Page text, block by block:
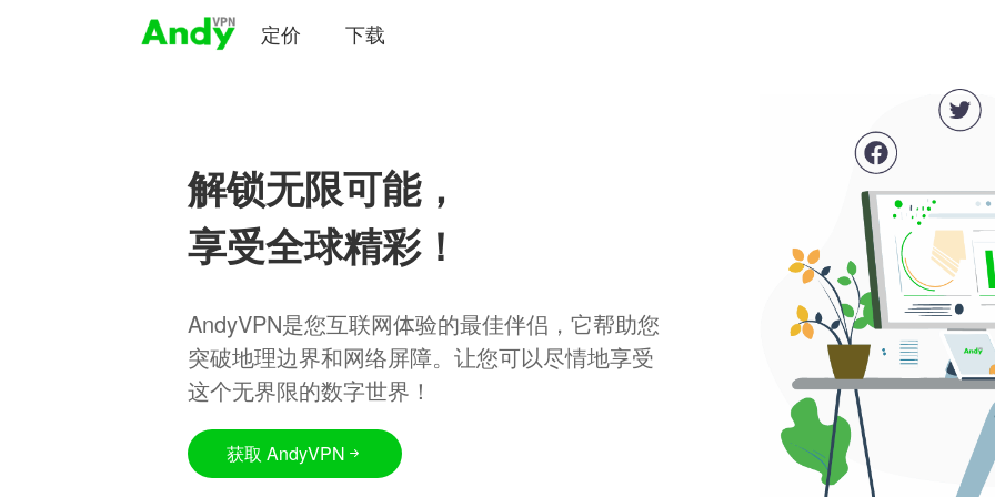
定价 下载
解锁无限可能，
享受全球精彩！
AndyVPN是您互联网体验的最佳伴侣，它帮助您
突破地理边界和网络屏障。让您可以尽情地享受
这个无界限的数字世界！
获取 AndyVPN